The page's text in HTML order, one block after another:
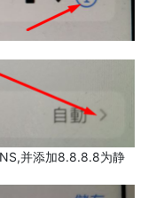
并添加8.8.8.8为静